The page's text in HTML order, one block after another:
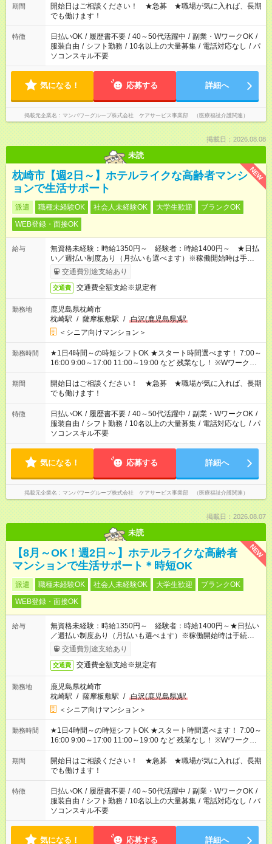
ん ※法令に基づき、週20時間以上勤務は社会保険への加入対象
となります ※労働者派遣法（日雇い派遣の原則禁止）により、
短時間・短期間の就業はご案内が難しい場合があります
期間
開始日はご相談ください！ ★急募 ★職場が気に入れば、長期
でも働けます！
特徴 日払いOK / 履歴書不要 / 40～50代活躍中 / 副業・WワークOK /
服装自由 / シフト勤務 / 10名以上の大量募集 / 電話対応なし / パ
ソコンスキル不要
気になる！ 応募する 詳細へ
掲載元企業名 マンパワーグループ株式会社 ケアサービス事業部 （医療福祉介護関連）
掲載日：2026.08.08
未読
NEW
枕崎市【週2日～】ホテルライクな高齢者マンシ
ョンで生活サポート
派遣 職種未経験OK 社会人未経験OK 大学生歓迎
ブランクOK
WEB登録・面接OK
給与
無資格未経験：時給1350円～ 経験者：時給1400円～ ★日払
い／週払い制度あり（月払いも選べます）※稼働開始時は手続き
完了次第のお支払いとなります。
交通費別途支給あり
交通費 交通費全額支給※規定有
勤務地
鹿児島県枕崎市
枕崎駅 / 薩摩板敷駅 / 白沢(鹿児島県)駅
＜シニア向けマンション＞
勤務時間
★1日4時間～の時短シフトOK ★スタート時間選べます！ 7:00～
16:00 9:00～17:00 11:00～19:00 など 残業なし！ ※Wワークの
場合、他のお仕事と合わせ週40時間超の就業はご案内できませ
ん ※法令に基づき、週20時間以上勤務は社会保険への加入対象
となります ※労働者派遣法（日雇い派遣の原則禁止）により、
短時間・短期間の就業はご案内が難しい場合があります
期間
開始日はご相談ください！ ★急募 ★職場が気に入れば、長期
でも働けます！
特徴 日払いOK / 履歴書不要 / 40～50代活躍中 / 副業・WワークOK /
服装自由 / シフト勤務 / 10名以上の大量募集 / 電話対応なし / パ
ソコンスキル不要
気になる！ 応募する 詳細へ
掲載元企業名 マンパワーグループ株式会社 ケアサービス事業部 （医療福祉介護関連）
掲載日：2026.08.07
未読
NEW
【8月～OK！週2日～】ホテルライクな高齢者
マンションで生活サポート＊時短OK
派遣 職種未経験OK 社会人未経験OK 大学生歓迎
ブランクOK
WEB登録・面接OK
給与
無資格未経験：時給1350円～ 経験者：時給1400円～★日払い
／週払い制度あり（月払いも選べます）※稼働開始時は手続き完
了次第のお支払いとなります。
交通費別途支給あり
交通費 交通費全額支給※規定有
勤務地
鹿児島県枕崎市
枕崎駅 / 薩摩板敷駅 / 白沢(鹿児島県)駅
＜シニア向けマンション＞
勤務時間
★1日4時間～の時短シフトOK ★スタート時間選べます！ 7:00～
16:00 9:00～17:00 11:00～19:00 など 残業なし！ ※Wワークの
場合、他のお仕事と合わせ週40時間超の就業はご案内できませ
ん ※法令に基づき、週20時間以上勤務は社会保険への加入対象
となります ※労働者派遣法（日雇い派遣の原則禁止）により、
短時間・短期間の就業はご案内が難しい場合があります
期間
開始日はご相談ください！ ★急募 ★職場が気に入れば、長期
でも働けます！
特徴 日払いOK / 履歴書不要 / 40～50代活躍中 / 副業・WワークOK /
服装自由 / シフト勤務 / 10名以上の大量募集 / 電話対応なし / パ
ソコンスキル不要
気になる！ 応募する 詳細へ